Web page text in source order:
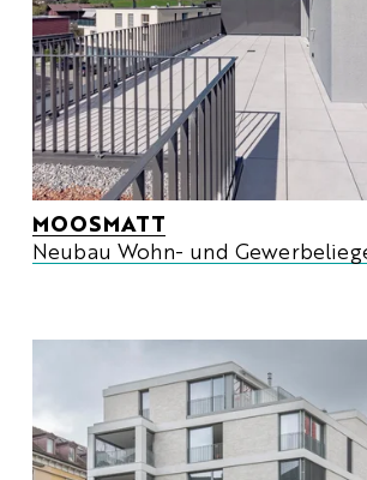
MOOSMATT
Neubau Wohn- und